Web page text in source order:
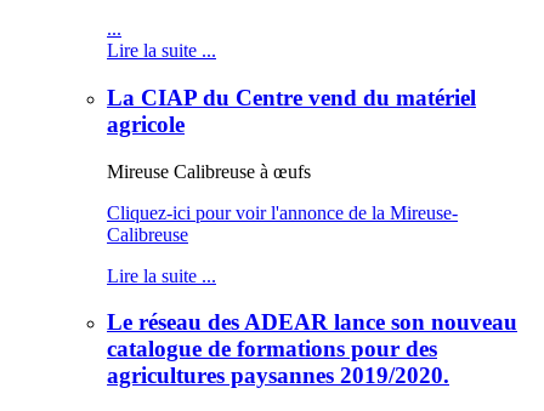
...
Lire la suite ...
La CIAP du Centre vend du matériel
agricole
Mireuse Calibreuse à œufs
Cliquez-ici pour voir l'annonce de la Mireuse-
Calibreuse
Lire la suite ...
Le réseau des ADEAR lance son nouveau
catalogue de formations pour des
agricultures paysannes 2019/2020.